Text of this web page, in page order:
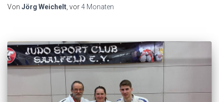
Von Jörg Weichelt, vor4 Monaten